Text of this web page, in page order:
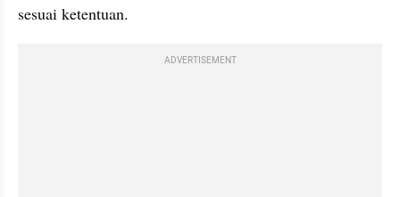
sesuai ketentuan.
ADVERTISEMENT